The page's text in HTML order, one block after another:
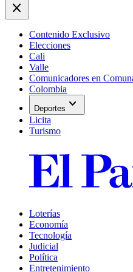
close
Contenido Exclusivo
Elecciones
Cali
Valle
Comunicadores en
Colombia
Deportes expand_more
Licita
Turismo
Loterías
Economía
Tecnología
Judicial
Política
Entretenimiento